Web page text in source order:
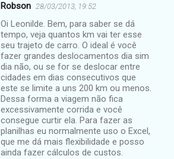
Robson 28/03/2013, 19:52
Oi Leonilde. Bem, para saber se dá
tempo, veja quantos km vai ter esse
seu trajeto de carro. O ideal é você
fazer grandes deslocamentos dia sim
dia não, ou se for se deslocar entre
cidades em dias consecutivos que
este se limite a uns 200 km ou menos.
Dessa forma a viagem não fica
excessivamente corrida e você
consegue curtir ela. Para fazer as
planilhas eu normalmente uso o Excel,
que me dá mais flexibilidade e posso
ainda fazer cálculos de custos.